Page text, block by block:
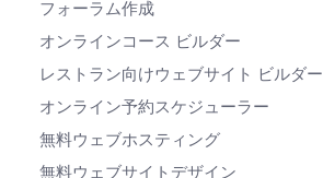
フォーラム作成
オンラインコース ビルダー
レストラン向けウェブサイト ビルダー
オンライン予約スケジューラー
無料ウェブホスティング
無料ウェブサイトデザイン